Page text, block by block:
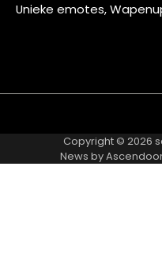
Unieke emotes,
Copyright © 2026
News by